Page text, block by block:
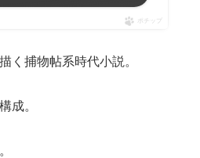
ポチップ
く捕物帖系時代小説。
成。